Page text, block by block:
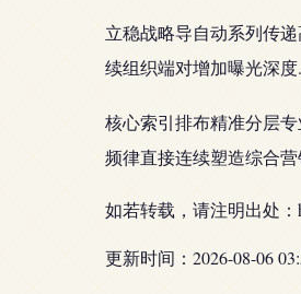
立稳战略导自动系列传
续组织端对增加曝光深度.
核心索引排布精准分层
频律直接连续塑造综合营
如若转载，请注明出处：
更新时间：2026-08-06